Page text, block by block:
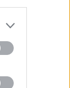
az
a hazai